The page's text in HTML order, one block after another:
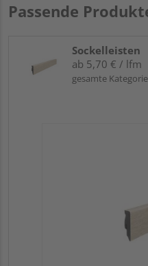
Passende
Sockelleisten
ab 5,70 € / lfm
gesamte